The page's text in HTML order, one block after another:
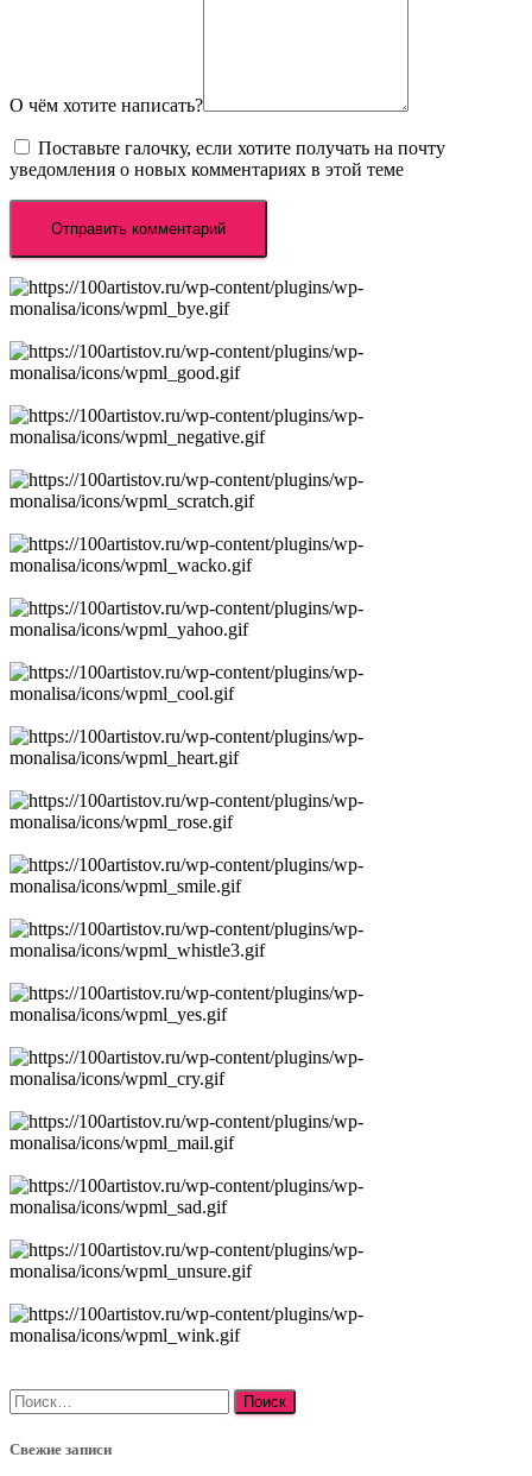
О чём хотите написать?
Поставьте галочку, если хотите получать на почту
уведомления о новых комментариях в этой теме
Найти:
Свежие записи